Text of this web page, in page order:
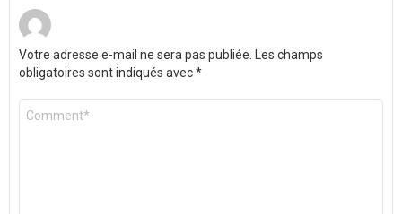
Votre adresse e-mail ne sera pas publiée.
Les champs
obligatoires sont indiqués avec*
Commentaire